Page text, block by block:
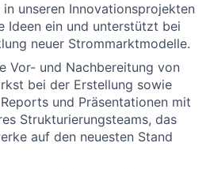
unseren Innovationsprojekten
Ideen ein und unterstützt bei
neuer Strommarktmodelle.
Vor- und Nachbereitung von
bei der Erstellung sowie
und Präsentationen mit
Strukturierungsteams, das
auf den neuesten Stand